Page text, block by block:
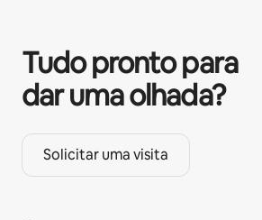
Tudo pronto para
dar uma olhada?
Solicitar uma visita